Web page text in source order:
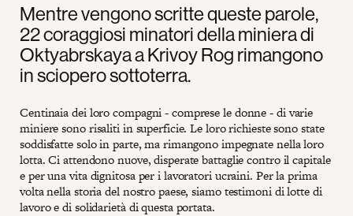
Mentre vengono scritte queste parole,
22 coraggiosi minatori della miniera di
Oktyabrskaya a Krivoy Rog rimangono
in sciopero sottoterra.
Centinaia dei loro compagni - comprese le donne - di varie
miniere sono risaliti in superficie. Le loro richieste sono state
soddisfatte solo in parte, ma rimangono impegnate nella loro
lotta. Ci attendono nuove, disperate battaglie contro il capitale
e per una vita dignitosa per i lavoratori ucraini. Per la prima
volta nella storia del nostro paese, siamo testimoni di lotte di
lavoro e di solidarietà di questa portata.